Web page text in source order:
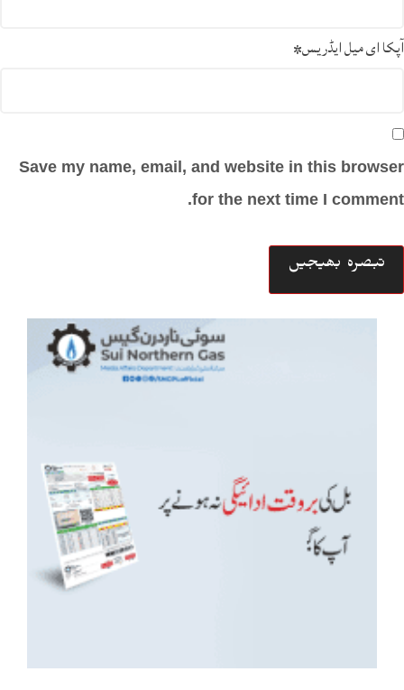
آپکا ای میل ایڈریس*
Save my name, email, and website in this browser
for the next time I comment.